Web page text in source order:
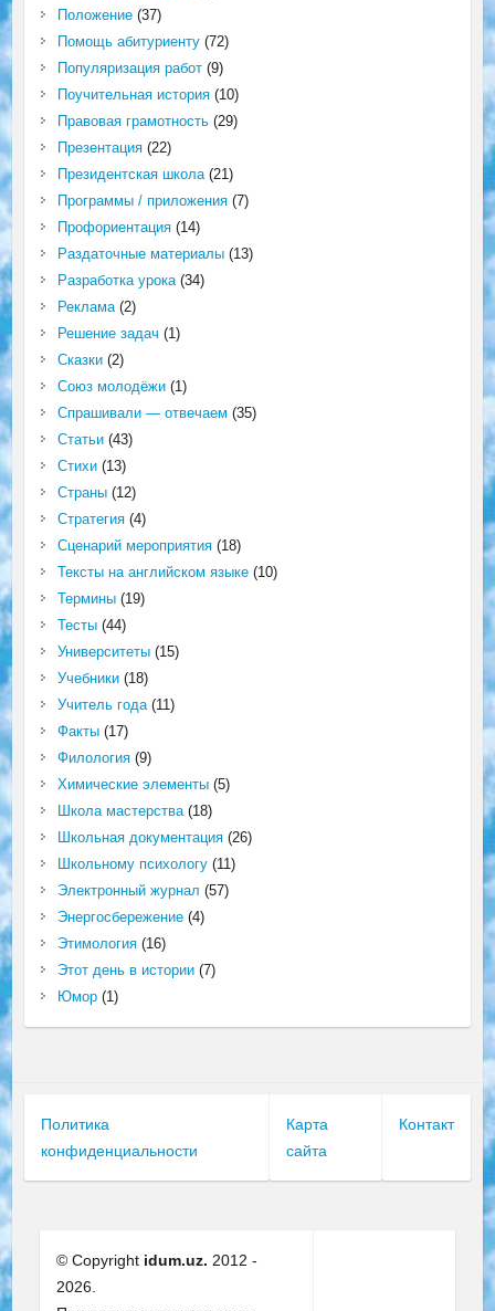
Положение(37)
Помощь абитуриенту(72)
Популяризация работ(9)
Поучительная история(10)
Правовая грамотность(29)
Презентация(22)
Президентская школа(21)
Программы / приложения(7)
Профориентация(14)
Раздаточные материалы(13)
Разработка урока(34)
Реклама(2)
Решение задач (1)
Сказки(2)
Союз молодёжи(1)
Спрашивали — отвечаем (35)
Статьи(43)
Стихи(13)
Страны(12)
Стратегия(4)
Сценарий мероприятия(18)
Тексты на английском языке(10)
Термины(19)
Тесты(44)
Университеты(15)
Учебники(18)
Учитель года(11)
Факты(17)
Филология(9)
Химические элементы(5)
Школа мастерства(18)
Школьная документация(26)
Школьному психологу(11)
Электронный журнал (57)
Энергосбережение(4)
Этимология(16)
Этот день в истории(7)
Юмор(1)
Политика
конфиденциальности
Карта
сайта
Контакт
© Copyright idum.uz. 2012 -
2026.